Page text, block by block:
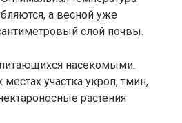
а весной уже
слой почвы.
насекомыми.
участка укроп, тмин,
растения